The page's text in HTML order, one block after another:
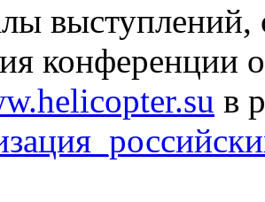
выступлений,
конференции
в